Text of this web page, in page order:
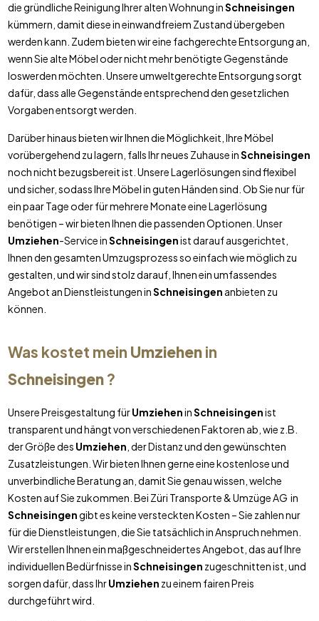
die gründliche Reinigung Ihrer alten Wohnung inSchneisingen
kümmern, damit diese in einwandfreiem Zustand übergeben
werden kann. Zudem bieten wir eine fachgerechte Entsorgung an,
wenn Sie alte Möbel oder nicht mehr benötigte Gegenstände
loswerden möchten. Unsere umweltgerechte Entsorgung sorgt
dafür, dass alle Gegenstände entsprechend den gesetzlichen
Vorgaben entsorgt werden.
Darüber hinaus bieten wir Ihnen die Möglichkeit, Ihre Möbel
vorübergehend zu lagern, falls Ihr neues Zuhause inSchneisingen
noch nicht bezugsbereit ist. Unsere Lagerlösungen sind flexibel
und sicher, sodass Ihre Möbel in guten Händen sind. Ob Sie nur für
ein paar Tage oder für mehrere Monate eine Lagerlösung
benötigen – wir bieten Ihnen die passenden Optionen. Unser
Umziehen-Service inSchneisingenist darauf ausgerichtet,
Ihnen den gesamten Umzugsprozess so einfach wie möglich zu
gestalten, und wir sind stolz darauf, Ihnen ein umfassendes
Angebot an Dienstleistungen inSchneisingen anbieten zu
können.
Was kostet mein Umziehenin
Schneisingen?
Unsere Preisgestaltung fürUmzieheninSchneisingenist
transparent und hängt von verschiedenen Faktoren ab, wie z.B.
der Größe des Umziehen , der Distanz und den gewünschten
Zusatzleistungen. Wir bieten Ihnen gerne eine kostenlose und
unverbindliche Beratung an, damit Sie genau wissen, welche
Kosten auf Sie zukommen. Bei Züri Transporte & Umzüge AG in
Schneisingengibt es keine versteckten Kosten – Sie zahlen nur
für die Dienstleistungen, die Sie tatsächlich in Anspruch nehmen.
Wir erstellen Ihnen ein maßgeschneidertes Angebot, das auf Ihre
individuellen Bedürfnisse inSchneisingen zugeschnitten ist, und
sorgen dafür, dass IhrUmziehen zu einem fairen Preis
durchgeführt wird.